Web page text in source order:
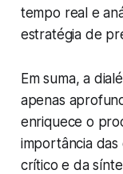
tempo real e
estratégia de
Em suma, a
apenas
enriquece o
importância
crítico e da